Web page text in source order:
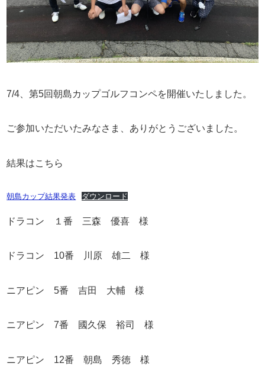
7/4、第5回朝島カップゴルフコンペを開催いたしました。
ご参加いただいたみなさま、ありがとうございました。
結果はこちら
朝島カップ結果発表 ダウンロード
ドラコン １番 三森 優喜 様
ドラコン 10番 川原 雄二 様
ニアピン 5番 吉田 大輔 様
ニアピン 7番 國久保 裕司 様
ニアピン 12番 朝島 秀徳 様